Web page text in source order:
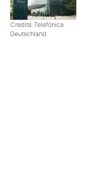
Credits: Telefónica
Deutschland